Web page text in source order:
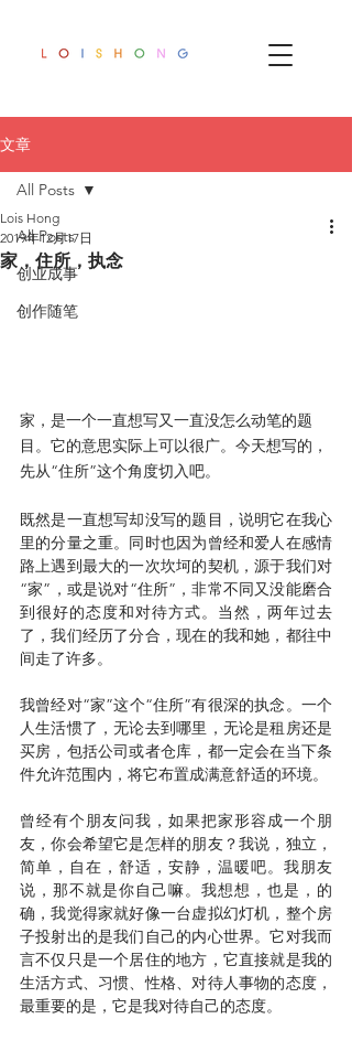
文章
All Posts
创业成事
创作随笔
All Posts
家，住所，执念
Lois Hong
2019年12月17日
家，是一个一直想写又一直没怎么动笔的题
目。它的意思实际上可以很广。今天想写的，
先从“住所”这个角度切入吧。
既然是一直想写却没写的题目，说明它在我心
里的分量之重。同时也因为曾经和爱人在感情
路上遇到最大的一次坎坷的契机，源于我们对
“家”，或是说对“住所”，非常不同又没能磨合
到很好的态度和对待方式。当然，两年过去
了，我们经历了分合，现在的我和她，都往中
间走了许多。
我曾经对“家”这个“住所”有很深的执念。一个
人生活惯了，无论去到哪里，无论是租房还是
买房，包括公司或者仓库，都一定会在当下条
件允许范围内，将它布置成满意舒适的环境。
曾经有个朋友问我，如果把家形容成一个朋
友，你会希望它是怎样的朋友？我说，独立，
简单，自在，舒适，安静，温暖吧。我朋友
说，那不就是你自己嘛。我想想，也是，的
确，我觉得家就好像一台虚拟幻灯机，整个房
子投射出的是我们自己的内心世界。它对我而
言不仅只是一个居住的地方，它直接就是我的
生活方式、习惯、性格、对待人事物的态度，
最重要的是，它是我对待自己的态度。